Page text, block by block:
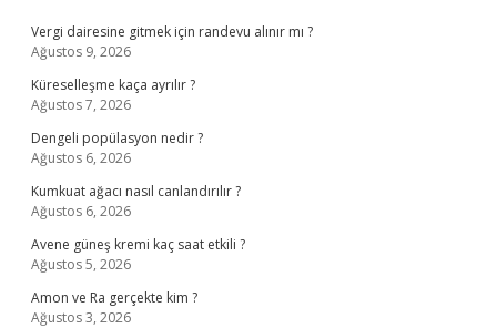
Vergi dairesine gitmek için randevu alınır mı ?
Ağustos 9, 2026
Küreselleşme kaça ayrılır ?
Ağustos 7, 2026
Dengeli popülasyon nedir ?
Ağustos 6, 2026
Kumkuat ağacı nasıl canlandırılır ?
Ağustos 6, 2026
Avene güneş kremi kaç saat etkili ?
Ağustos 5, 2026
Amon ve Ra gerçekte kim ?
Ağustos 3, 2026